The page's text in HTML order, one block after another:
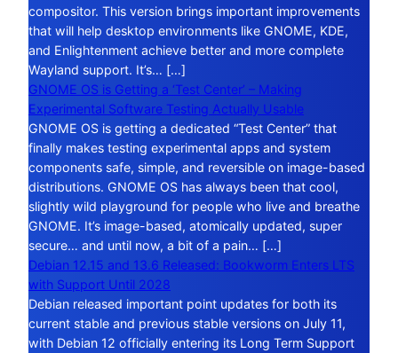
compositor. This version brings important improvements
that will help desktop environments like GNOME, KDE,
and Enlightenment achieve better and more complete
Wayland support. It’s… […]
GNOME OS is Getting a ‘Test Center’ – Making
Experimental Software Testing Actually Usable
GNOME OS is getting a dedicated “Test Center” that
finally makes testing experimental apps and system
components safe, simple, and reversible on image-based
distributions. GNOME OS has always been that cool,
slightly wild playground for people who live and breathe
GNOME. It’s image-based, atomically updated, super
secure… and until now, a bit of a pain… […]
Debian 12.15 and 13.6 Released: Bookworm Enters LTS
with Support Until 2028
Debian released important point updates for both its
current stable and previous stable versions on July 11,
with Debian 12 officially entering its Long Term Support